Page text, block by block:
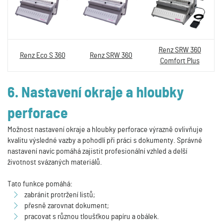
Renz Eco S 360 Renz SRW 360
Renz SRW 360
Comfort Plus
6. Nastavení okraje a hloubky
perforace
Možnost nastavení okraje a hloubky perforace výrazně ovlivňuje
kvalitu výsledné vazby a pohodlí při práci s dokumenty. Správné
nastavení navíc pomáhá zajistit profesionální vzhled a delší
životnost svázaných materiálů.
Tato funkce pomáhá:
zabránit protržení listů;
přesně zarovnat dokument;
pracovat s různou tloušťkou papíru a obálek.